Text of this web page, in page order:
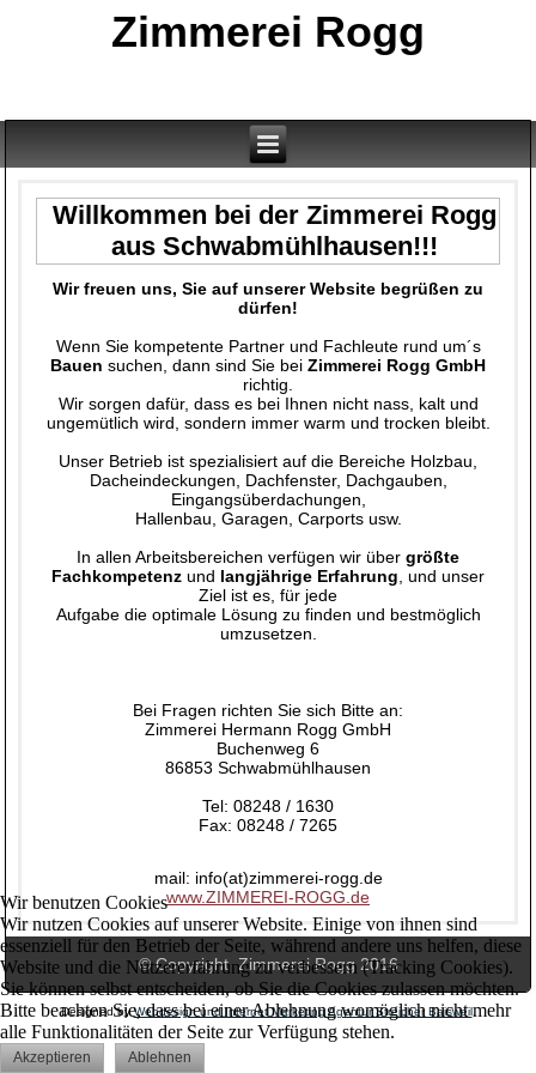
Zimmerei Rogg
Willkommen bei der Zimmerei Rogg
aus Schwabmühlhausen!!!
Wir freuen uns, Sie auf unserer Website begrüßen zu
dürfen!
Wenn Sie kompetente Partner und Fachleute rund um´s
Bauen suchen, dann sind Sie bei Zimmerei Rogg GmbH
richtig.
Wir sorgen dafür, dass es bei Ihnen nicht nass, kalt und
ungemütlich wird, sondern immer warm und trocken bleibt.
Unser Betrieb ist spezialisiert auf die Bereiche Holzbau,
Dacheindeckungen, Dachfenster, Dachgauben,
Eingangsüberdachungen,
Hallenbau, Garagen, Carports usw.
In allen Arbeitsbereichen verfügen wir über größte
Fachkompetenz und langjährige Erfahrung , und unser
Ziel ist es, für jede
Aufgabe die optimale Lösung zu finden und bestmöglich
umzusetzen.
Bei Fragen richten Sie sich Bitte an:
Zimmerei Hermann Rogg GmbH
Buchenweg 6
86853 Schwabmühlhausen
Tel: 08248 / 1630
Fax: 08248 / 7265
mail: info(at)zimmerei-rogg.de
www.ZIMMEREI-ROGG.de
© Copyright Zimmerei Rogg 2016
Designed byWebdesign und Internet Marketing Agentur Streicher Baisweil.
Wir benutzen Cookies
Wir nutzen Cookies auf unserer Website. Einige von ihnen sind
essenziell für den Betrieb der Seite, während andere uns helfen, diese
Website und die Nutzererfahrung zu verbessern (Tracking Cookies).
Sie können selbst entscheiden, ob Sie die Cookies zulassen möchten.
Bitte beachten Sie, dass bei einer Ablehnung womöglich nicht mehr
alle Funktionalitäten der Seite zur Verfügung stehen.
Akzeptieren Ablehnen